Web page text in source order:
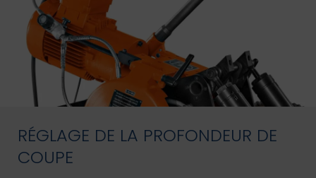
RÉGLAGE DE LA PROFONDEUR DE
COUPE